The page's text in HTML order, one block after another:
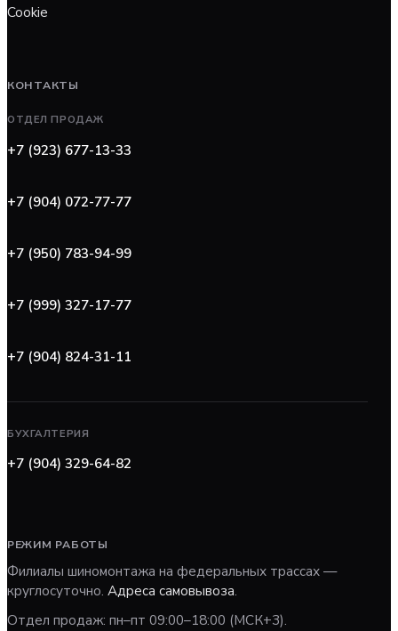
Cookie
КОНТАКТЫ
ОТДЕЛ ПРОДАЖ
+7 (923) 677-13-33
+7 (904) 072-77-77
+7 (950) 783-94-99
+7 (999) 327-17-77
+7 (904) 824-31-11
БУХГАЛТЕРИЯ
+7 (904) 329-64-82
РЕЖИМ РАБОТЫ
Филиалы шиномонтажа на федеральных трассах —
круглосуточно. Адреса самовывоза.
Отдел продаж: пн–пт 09:00–18:00 (МСК+3).